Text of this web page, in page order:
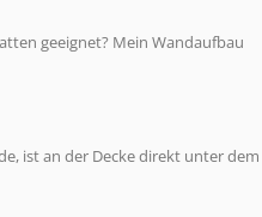
geeignet? Mein Wandaufbau
ist an der Decke direkt unter dem